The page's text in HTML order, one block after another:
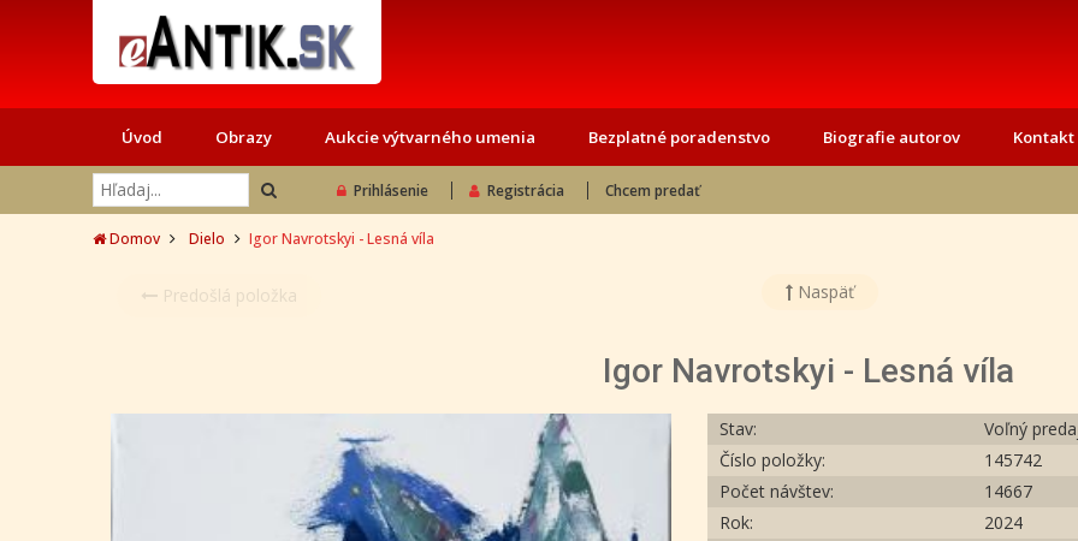
Úvod Obrazy Aukcie výtvarného umenia Bezplatné poradenstvo Biografie autorov Kontakt
Prihlásenie Registrácia Chcem predať
Domov Dielo Igor Navrotskyi - Lesná víla
Predošlá položka Naspäť
Igor Navrotskyi - Lesná víla
Stav:
Voľný
Číslo položky:
145742
Počet návštev:
14667
Rok:
2024